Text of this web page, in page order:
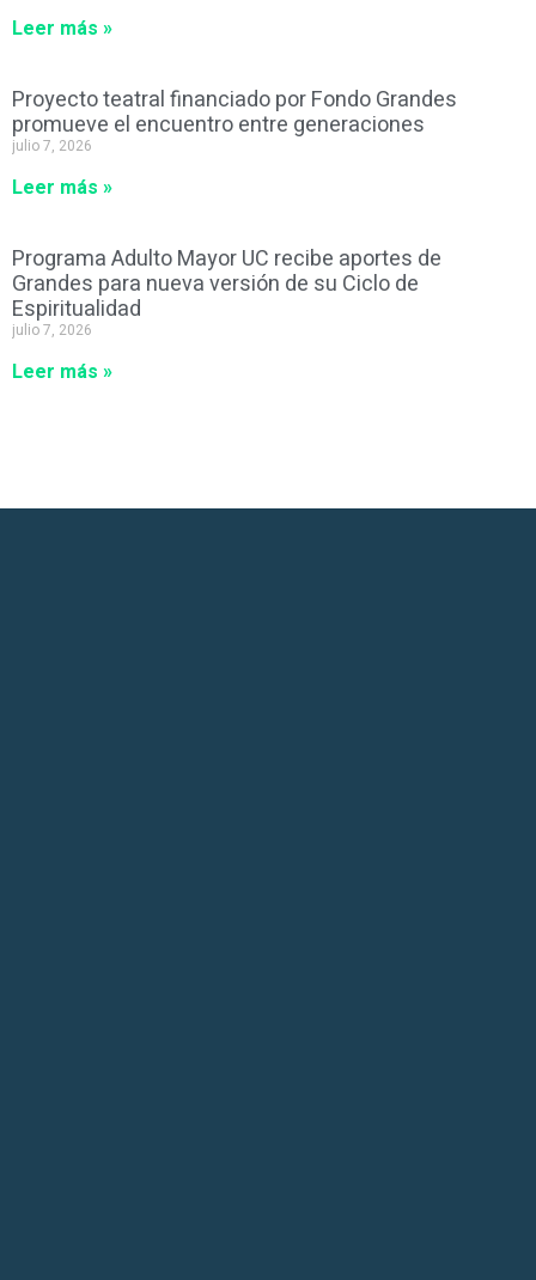
Leer más »
Proyecto teatral financiado por Fondo Grandes
promueve el encuentro entre generaciones
julio 7, 2026
Leer más »
Programa Adulto Mayor UC recibe aportes de
Grandes para nueva versión de su Ciclo de
Espiritualidad
julio 7, 2026
Leer más »